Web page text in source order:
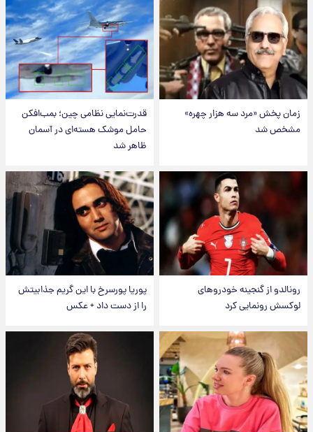
زمان پخش «مرد سه هزار چهره»
مشخص شد
قدرت‌نمایی نظامی چین؛ بمب‌افکن
حامل موشک هسته‌ای در آسمان
ظاهر شد
رونالدو از گنجینه خودروهای
لوکسش رونمایی کرد
پوریا پورسرخ با این گریم جذابیتش
را از دست داد + عکس